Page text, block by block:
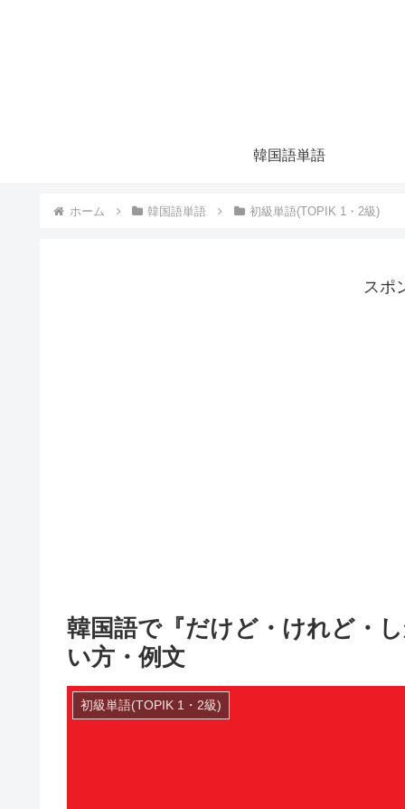
韓国語単語
ホーム 韓国語単語 初級単語(TOPIK 1・2級)
スポ
韓国語で『だけど・けれど・
い方・例文
初級単語(TOPIK 1・2級)